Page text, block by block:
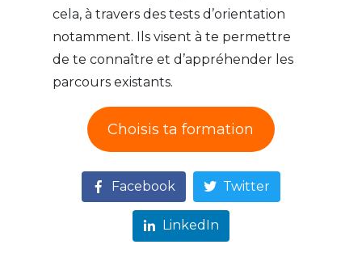
cela, à travers des tests d’orientation
notamment. Ils visent à te permettre
de te connaître et d’appréhender les
parcours existants.
Choisis ta formation
Facebook Twitter
LinkedIn